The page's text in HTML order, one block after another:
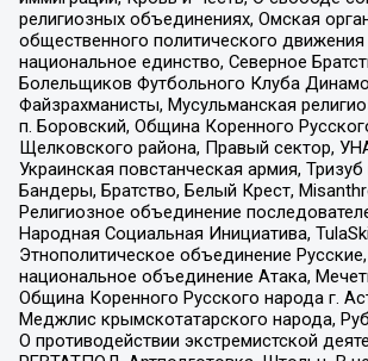
религиозных объединениях, Омская
общественного политического движения
национальное единство, Северное
Болельщиков Футбольного Клуба
Файзрахманисты, Мусульманская
п. Боровский, Община Коренного
Щелковского района, Правый сектор,
Украинская повстанческая армия,
Бандеры, Братство, Белый Крест,
Религиозное объединение
Народная Социальная Инициатива,
Этнополитическое объединение
национальное объединение Атака,
Община Коренного Русского народа г.
Меджлис крымскотатарского народа,
О противодействии экстремистской